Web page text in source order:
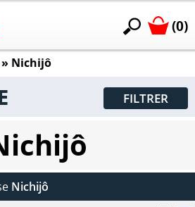
(0)
» Nichijô
FILTRER
Nichijô